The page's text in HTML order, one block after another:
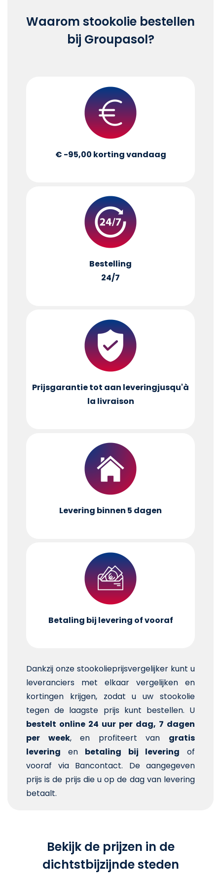
Waarom stookolie bestellen
bij Groupasol?
€ -95,00 korting vandaag
Bestelling
24/7
Prijsgarantie tot aan leveringjusqu'à
la livraison
Levering binnen 5 dagen
Betaling bij levering of vooraf
Dankzij onze stookolieprijsvergelijker kunt u
leveranciers met elkaar vergelijken en
kortingen krijgen, zodat u uw stookolie
tegen de laagste prijs kunt bestellen. U
bestelt online 24 uur per dag, 7 dagen
per week, en profiteert van gratis
levering en betaling bij levering of
vooraf via Bancontact. De aangegeven
prijs is de prijs die u op de dag van levering
betaalt.
Bekijk de prijzen in de
dichtstbijzijnde steden